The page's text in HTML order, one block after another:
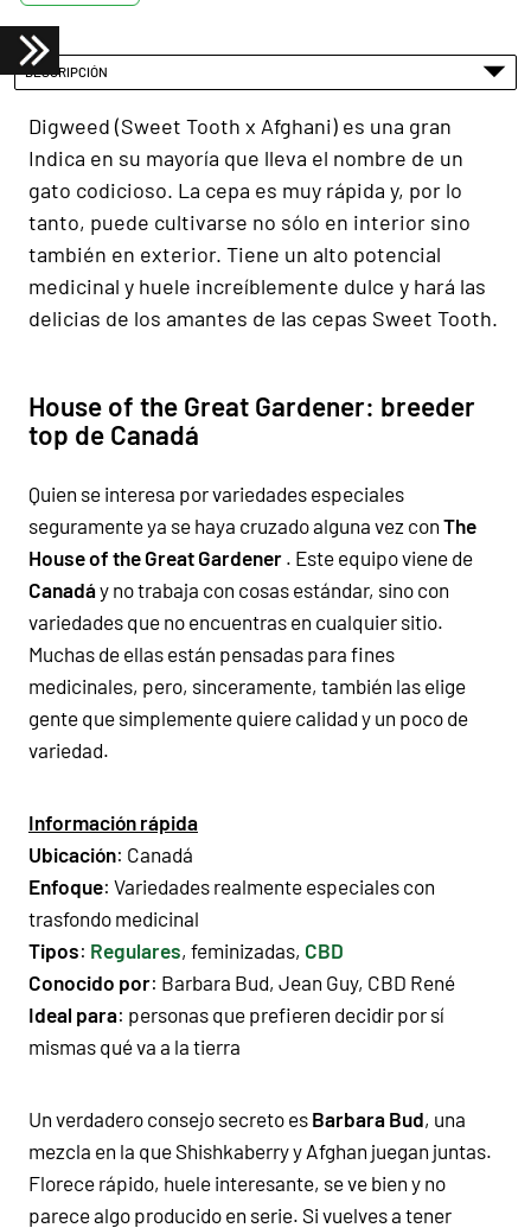
DESCRIPCIÓN
Digweed (Sweet Tooth x Afghani) es una gran
Indica en su mayoría que lleva el nombre de un
gato codicioso. La cepa es muy rápida y, por lo
tanto, puede cultivarse no sólo en interior sino
también en exterior. Tiene un alto potencial
medicinal y huele increíblemente dulce y hará las
delicias de los amantes de las cepas Sweet Tooth.
House of the Great Gardener: breeder
top de Canadá
Quien se interesa por variedades especiales
seguramente ya se haya cruzado alguna vez con The
House of the Great Gardener . Este equipo viene de
Canadáy no trabaja con cosas estándar, sino con
variedades que no encuentras en cualquier sitio.
Muchas de ellas están pensadas para fines
medicinales, pero, sinceramente, también las elige
gente que simplemente quiere calidad y un poco de
variedad.
Información rápida
Ubicación: Canadá
Enfoque: Variedades realmente especiales con
trasfondo medicinal
Tipos: Regulares, feminizadas, CBD
Conocido por: Barbara Bud, Jean Guy, CBD René
Ideal para: personas que prefieren decidir por sí
mismas qué va a la tierra
Un verdadero consejo secreto es Barbara Bud, una
mezcla en la que Shishkaberry y Afghan juegan juntas.
Florece rápido, huele interesante, se ve bien y no
parece algo producido en serie. Si vuelves a tener